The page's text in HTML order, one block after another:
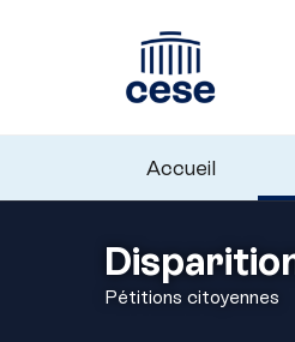
Accueil
Pétitions citoyennes